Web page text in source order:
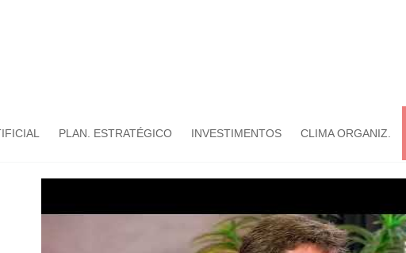
PLAN. ESTRATÉGICO INVESTIMENTOS CLIMA ORGANIZ.